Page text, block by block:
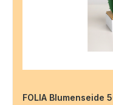
FOLIA Blumenseide